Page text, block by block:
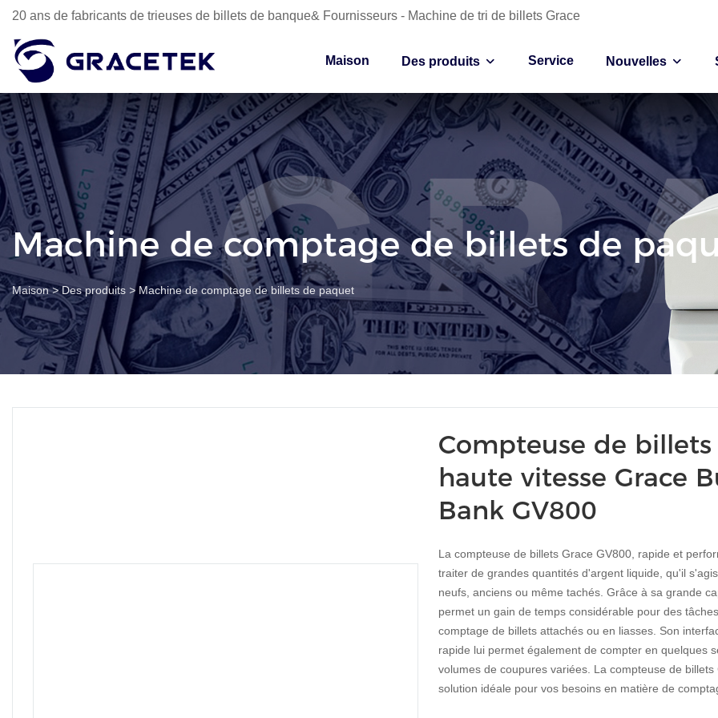
20 ans de fabricants de trieuses de billets de banque& Fournisseurs - Machine de tri de billets Grace
Maison Des produits Service Nouvelles
Machine de comptage de billets de
Maison > Des produits > Machine de comptage de billets de paquet
Compteuse de billets
haute vitesse Grace
Bank GV800
La compteuse de billets Grace GV800, rapide et
traiter de grandes quantités d'argent liquide, qu'il
neufs, anciens ou même tachés. Grâce à sa grande
permet un gain de temps considérable pour des
comptage de billets attachés ou en liasses. Son
rapide lui permet également de compter en quelques
volumes de coupures variées. La compteuse de billets
solution idéale pour vos besoins en matière de